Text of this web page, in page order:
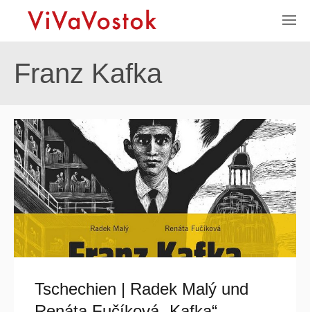
Franz Kafka
Tschechien | Radek Malý und